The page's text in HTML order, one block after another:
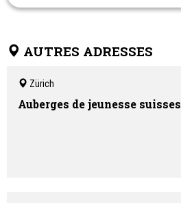
AUTRES ADRESSES
Zürich
Auberges de jeunesse suisses